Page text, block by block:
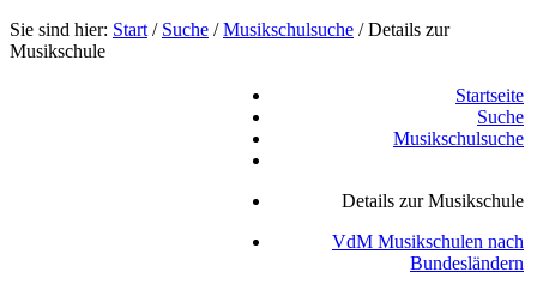
Sie sind hier: Start / Suche /Musikschulsuche /Details zur
Musikschule
Startseite
Suche
Musikschulsuche
Details zur Musikschule
VdM Musikschulen nach
Bundesländern